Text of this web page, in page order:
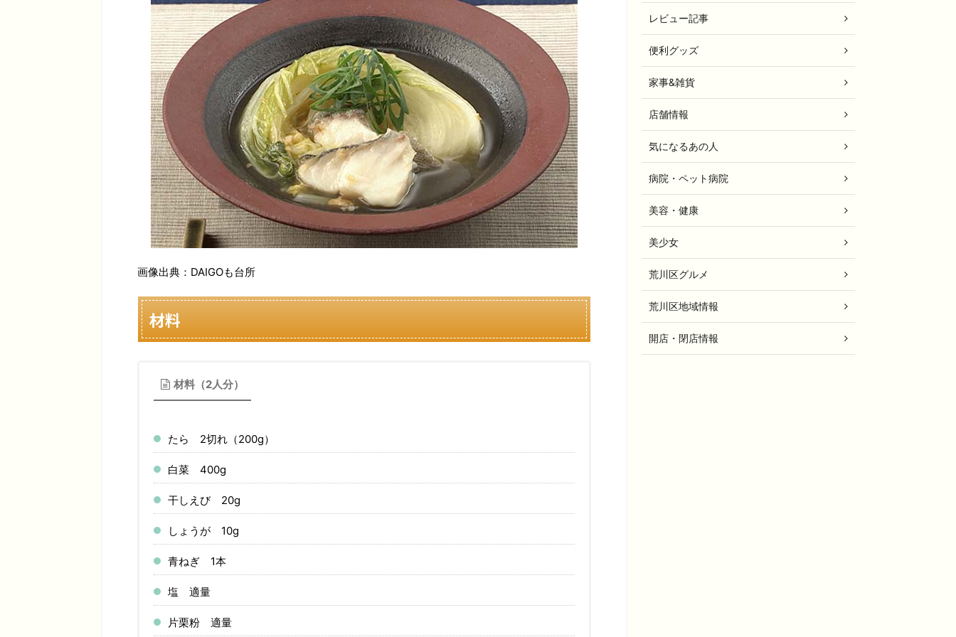
画像出典：DAIGOも台所
材料
材料（2人分）
たら 2切れ（200g）
白菜 400g
干しえび 20g
しょうが 10g
青ねぎ 1本
塩 適量
片栗粉 適量
レビュー記事
便利グッズ
家事&雑貨
店舗情報
気になるあの人
病院・ペット病院
美容・健康
美少女
荒川区グルメ
荒川区地域情報
開店・閉店情報